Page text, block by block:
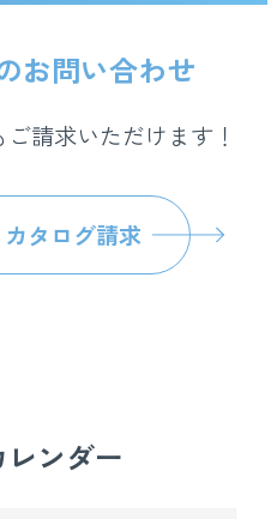
お問い合わせ
請求いただけます！
タログ請求
ンダー